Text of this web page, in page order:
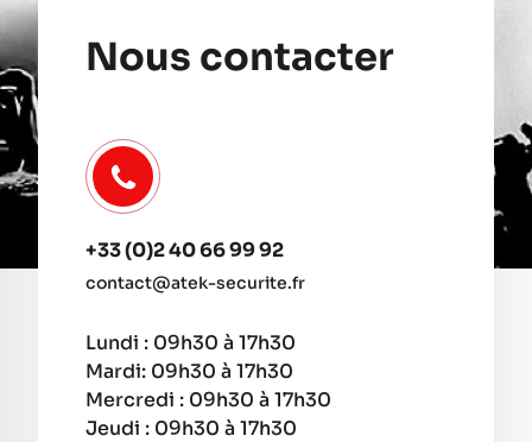
Nous contacter
+33 (0)2 40 66 99 92
contact@atek-securite.fr
Lundi : 09h30 à 17h30
Mardi: 09h30 à 17h30
Mercredi : 09h30 à 17h30
Jeudi : 09h30 à 17h30